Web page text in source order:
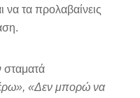
να τα προλαβαίνεις
σταματά
«Δεν μπορώ να